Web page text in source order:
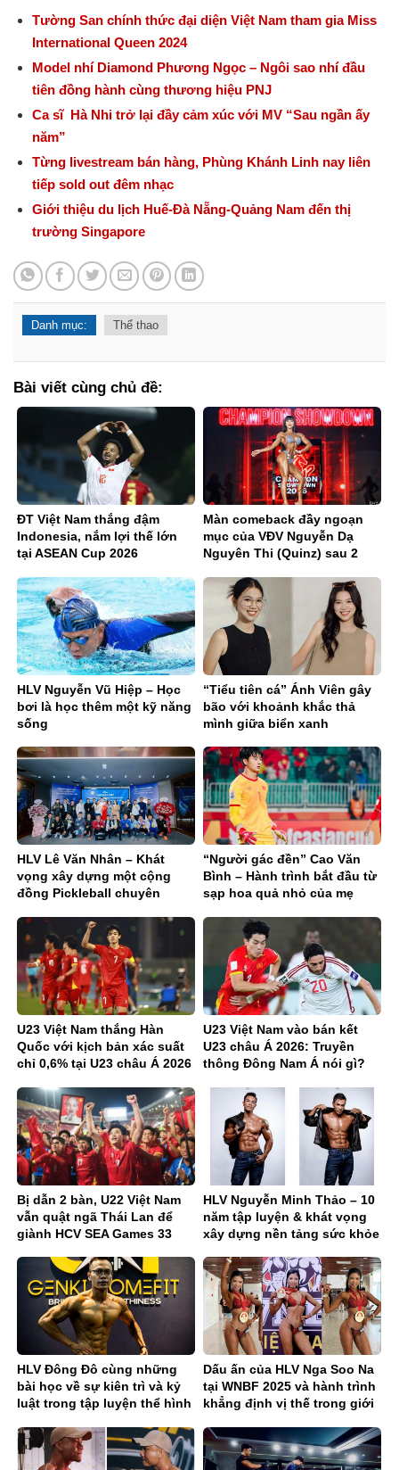
Tường San chính thức đại diện Việt Nam tham gia Miss
International Queen 2024
Model nhí Diamond Phương Ngọc – Ngôi sao nhí đầu
tiên đồng hành cùng thương hiệu PNJ
Ca sĩ Hà Nhi trở lại đầy cảm xúc với MV “Sau ngần ấy
năm”
Từng livestream bán hàng, Phùng Khánh Linh nay liên
tiếp sold out đêm nhạc
Giới thiệu du lịch Huế-Đà Nẵng-Quảng Nam đến thị
trường Singapore
Danh mục: Thể thao
Bài viết cùng chủ đề:
ĐT Việt Nam thắng đậm
Indonesia, nắm lợi thế lớn
tại ASEAN Cup 2026
Màn comeback đầy ngoạn
mục của VĐV Nguyễn Dạ
Nguyên Thi (Quinz) sau 2
HLV Nguyễn Vũ Hiệp – Học
bơi là học thêm một kỹ năng
sống
“Tiểu tiên cá” Ánh Viên gây
bão với khoảnh khắc thả
mình giữa biển xanh
HLV Lê Văn Nhân – Khát
vọng xây dựng một cộng
đồng Pickleball chuyên
“Người gác đền” Cao Văn
Bình – Hành trình bắt đầu từ
sạp hoa quả nhỏ của mẹ
U23 Việt Nam thắng Hàn
Quốc với kịch bản xác suất
chỉ 0,6% tại U23 châu Á 2026
U23 Việt Nam vào bán kết
U23 châu Á 2026: Truyền
thông Đông Nam Á nói gì?
Bị dẫn 2 bàn, U22 Việt Nam
vẫn quật ngã Thái Lan để
giành HCV SEA Games 33
HLV Nguyễn Minh Thảo – 10
năm tập luyện & khát vọng
xây dựng nền tảng sức khỏe
HLV Đông Đô cùng những
bài học về sự kiên trì và kỷ
luật trong tập luyện thể hình
Dấu ấn của HLV Nga Soo Na
tại WNBF 2025 và hành trình
khẳng định vị thế trong giới